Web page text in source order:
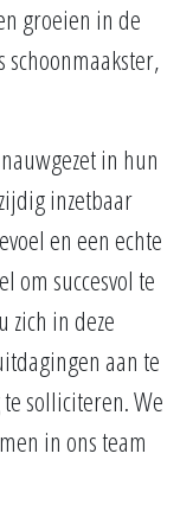
groeien in de
schoonmaakster,
in hun
inzetbaar
en een echte
om succesvol te
zich in deze
aan te
solliciteren. We
in ons team